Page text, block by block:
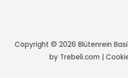
Copyright © 2026 Blütenrein
by Trebeli.com |